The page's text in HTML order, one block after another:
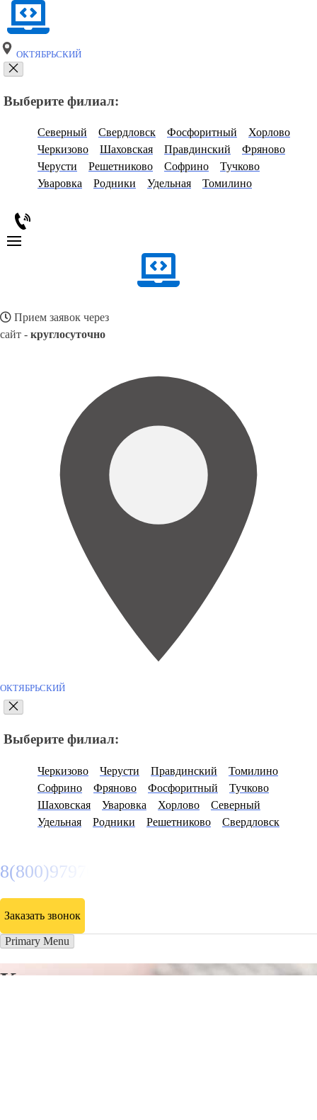
ОКТЯБРЬСКИЙ
Выберите филиал:
Северный Свердловск Фосфоритный
Хорлово
Черкизово
Шаховская Правдинский
Фряново
Черусти
Решетниково Софрино
Тучково
Уваровка
Родники Удельная Томилино
Прием заявок через
сайт - круглосуточно
ОКТЯБРЬСКИЙ
Выберите филиал:
Черкизово Черусти Правдинский
Томилино
Софрино
Фряново Фосфоритный
Тучково
Шаховская
Уваровка Хорлово
Северный
Удельная
Родники Решетниково Свердловск
8(800)9797043
Заказать звонок
Primary Menu
Курсы программирования в